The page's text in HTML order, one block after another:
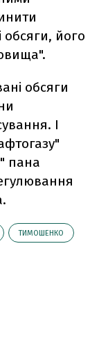
обсяги, його
обсяги
І
пана
ТИМОШЕНКО